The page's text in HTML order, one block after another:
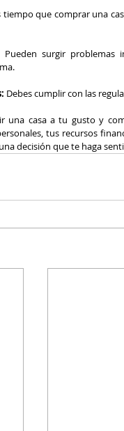
tiempo que comprar una
Pueden surgir problemas
Debes cumplir con las
una casa a tu gusto y
tus recursos
decisión que te haga